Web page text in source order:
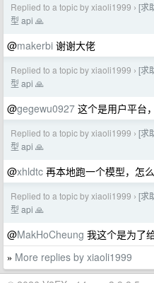
Replied to a topic by xiaoli1999 › [求
型 api 🙏
@makerbi 谢谢大佬
Replied to a topic by xiaoli1999 › [求
型 api 🙏
@gegewu0927 这个是用户平台
Replied to a topic by xiaoli1999 › [求
型 api 🙏
@xhldtc 再本地跑一个模型，怎
Replied to a topic by xiaoli1999 › [求
型 api 🙏
@MakHoCheung 我这个是为了
» More replies by xiaoli1999